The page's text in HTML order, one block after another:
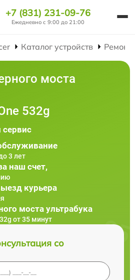
+7 (831) 231-09-76
Ежедневно с 9:00 до 21:00
Каталог устройств Ремонт
моста
532g
3 лет
наш счет,
курьера
моста ультрабука
от 35 минут
со